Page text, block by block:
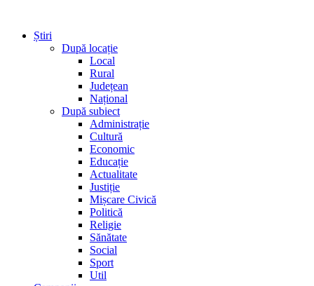
Știri
După locație
Local
Rural
Județean
Național
După subiect
Administrație
Cultură
Economic
Educație
Actualitate
Justiție
Mișcare Civică
Politică
Religie
Sănătate
Social
Sport
Util